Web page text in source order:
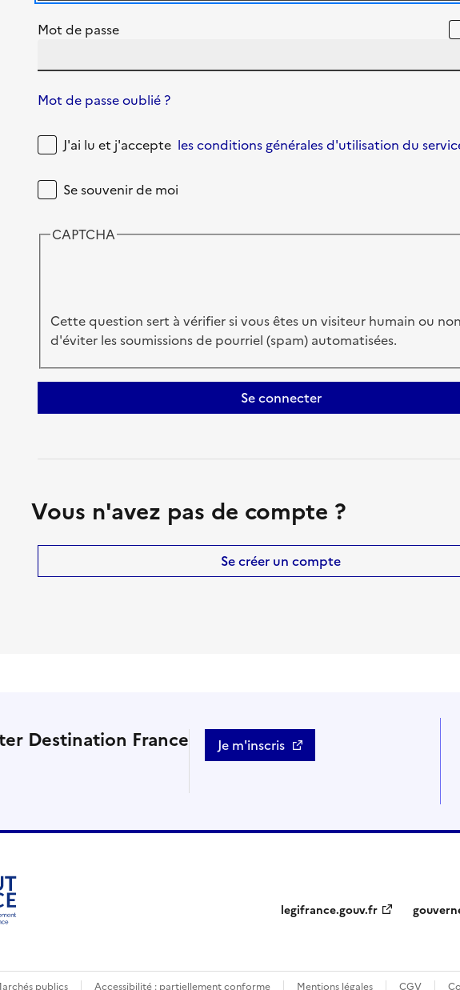
Mot de passe
Mot de passe oublié ?
J'ai lu et j'accepte les conditions générales d'utilisation du
Se souvenir de moi
CAPTCHA
Cette question sert à vérifier si vous êtes un visiteur humain ou
d'éviter les soumissions de pourriel (spam) automatisées.
Se connecter
Vous n'avez pas de compte ?
Se créer un compte
Destination France Je m'inscris
legifrance.gouv.fr
publics Accessibilité : partiellement conforme Mentions légales CGV